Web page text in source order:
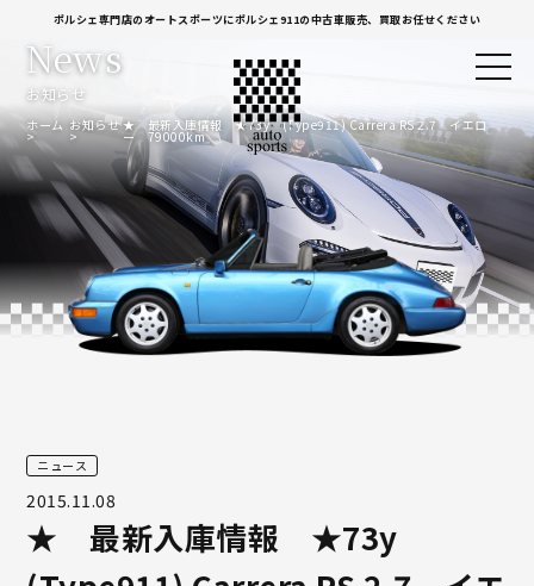
ポルシェ専門店のオートスポーツにポルシェ911の中古車販売、買取お任せください
お知らせ
News
ホーム お知らせ★ 最新入庫情報 ★73y (Type911) Carrera RS 2.7 イエロ
ー 79000km
ニュース
2015.11.08
★ 最新入庫情報 ★73y